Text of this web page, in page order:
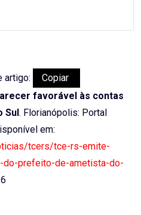
artigo:
Copiar
favorável às contas
Sul . Florianópolis: Portal
em:
tcers/tce-rs-emite-
do-prefeito-de-ametista-do-